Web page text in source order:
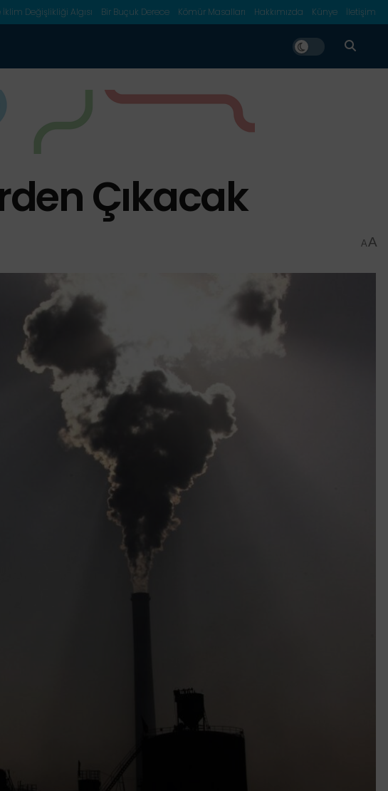
İklim Değişlikliği Algısı Bir Buçuk Derece Kömür Masalları Hakkımızda Künye İletişim
Çıkacak
AA